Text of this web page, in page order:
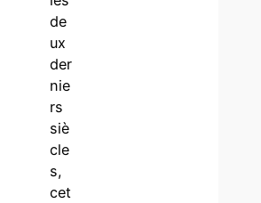
de
ux
der
nie
rs
siè
cle
s,
cet